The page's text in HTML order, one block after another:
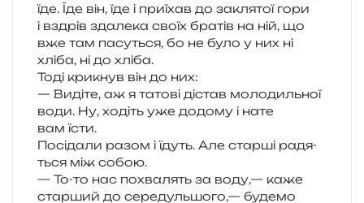
їде. Їде він, їде і при­їхав до закля­тої гори
і вздрів зда­ле­ка своїх бра­тів на ній, що
вже там пасу­ться, бо не було у них ні
хліба, ні до хліба.
Тоді кри­кнув він до них:
— Видіте, аж я тато­ві дістав моло­диль­ної
води. Ну, ходіть уже додо­му і нате
вам їсти.
Посідали разом і їдуть. Але стар­ші радя­
ться між собою.
— То-то нас похва­лять за воду,— каже
стар­ший до сере­дуль­шо­го,— буде­мо